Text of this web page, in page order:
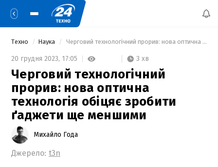
Техно Наука Черговий технологічний прорив: нова оптична технологія обіцяє зробити ґаджети ще меншими
20 грудня 2023, 17:05 3 хв
Черговий технологічний
прорив: нова оптична
технологія обіцяє зробити
ґаджети ще меншими
Михайло Года
Джерело: t3n